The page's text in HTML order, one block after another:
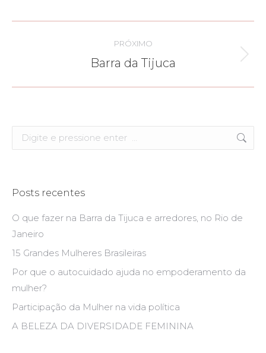
post:
PRÓXIMO
Próximo
Barra da Tijuca
Search:
Posts recentes
O que fazer na Barra da Tijuca e arredores, no Rio de
Janeiro
15 Grandes Mulheres Brasileiras
Por que o autocuidado ajuda no empoderamento da
mulher?
Participação da Mulher na vida política
A BELEZA DA DIVERSIDADE FEMININA